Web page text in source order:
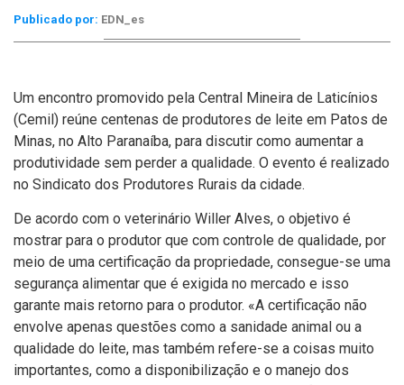
Publicado por: EDN_es
Um encontro promovido pela Central Mineira de Laticí­nios
(Cemil) reúne centenas de produtores de leite em Patos de
Minas, no Alto Paranaí­ba, para discutir como aumentar a
produtividade sem perder a qualidade. O evento é realizado
no Sindicato dos Produtores Rurais da cidade.
De acordo com o veterinário Willer Alves, o objetivo é
mostrar para o produtor que com controle de qualidade, por
meio de uma certificação da propriedade, consegue-se uma
segurança alimentar que é exigida no mercado e isso
garante mais retorno para o produtor. «A certificação não
envolve apenas questões como a sanidade animal ou a
qualidade do leite, mas também refere-se a coisas muito
importantes, como a disponibilização e o manejo dos